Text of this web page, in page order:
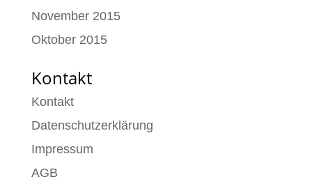
November 2015
Oktober 2015
Kontakt
Kontakt
Datenschutzerklärung
Impressum
AGB